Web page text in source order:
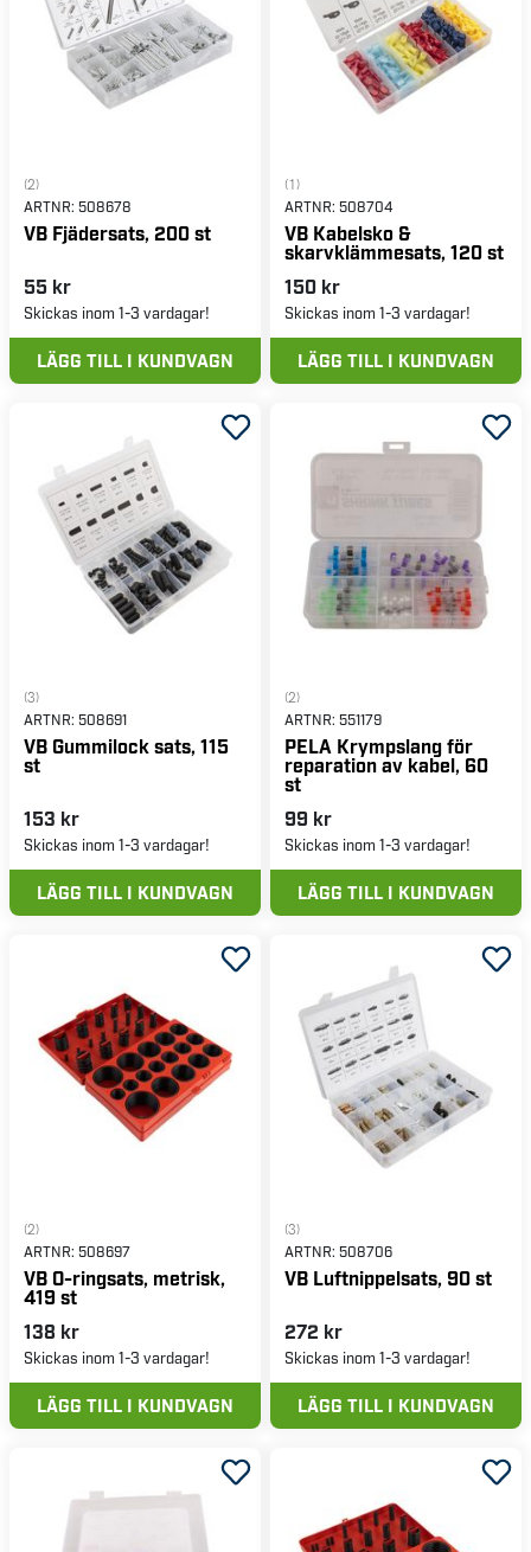
(2)
ARTNR: 508678
VB Fjädersats, 200 st
55 kr
Skickas inom 1-3 vardagar!
LÄGG TILL I KUNDVAGN
(1)
ARTNR: 508704
VB Kabelsko &
skarvklämmesats, 120 st
150 kr
Skickas inom 1-3 vardagar!
LÄGG TILL I KUNDVAGN
(3)
ARTNR: 508691
VB Gummilock sats, 115
st
153 kr
Skickas inom 1-3 vardagar!
LÄGG TILL I KUNDVAGN
(2)
ARTNR: 551179
PELA Krympslang för
reparation av kabel, 60
st
99 kr
Skickas inom 1-3 vardagar!
LÄGG TILL I KUNDVAGN
(2)
ARTNR: 508697
VB O-ringsats, metrisk,
419 st
138 kr
Skickas inom 1-3 vardagar!
LÄGG TILL I KUNDVAGN
(3)
ARTNR: 508706
VB Luftnippelsats, 90 st
272 kr
Skickas inom 1-3 vardagar!
LÄGG TILL I KUNDVAGN